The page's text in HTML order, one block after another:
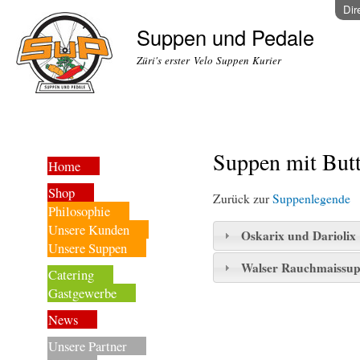
Suppen und Pedale
Züri's erster Velo Suppen Kurier
Home
Shop
Philosophie
Unsere Kunden
Unsere Suppen
Catering
Gastgewerbe
News
Unsere Partner
Suppen mit
Zurück zurSuppenlegende
Oskarix und Dariolix
Walser